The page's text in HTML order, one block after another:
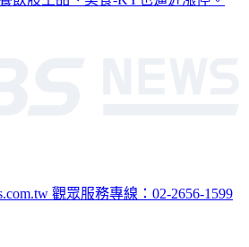
觀眾服務專線：02-2656-1599